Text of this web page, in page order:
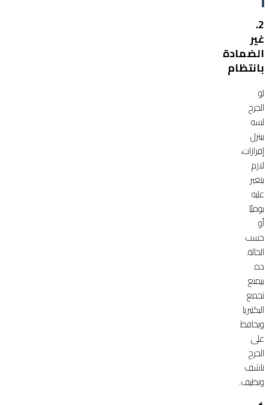
2.
غير
الضمادة
بانتظام
لو
الجرح
لسه
بينزل
إفرازات،
لازم
يتغير
عليه
يوميًا
أو
حسب
الحالة.
ده
بيمنع
تجمع
البكتيريا
ويحافظ
على
الجرح
ناشف
ونظيف.